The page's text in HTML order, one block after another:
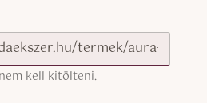
kell kitölteni.